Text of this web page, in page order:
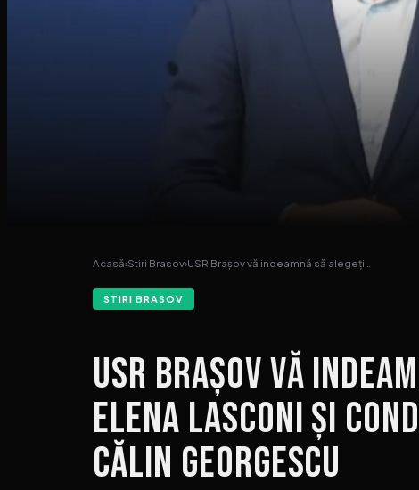
Acasă›Stiri Brasov›USR Brașov vă indeamnă să alegeți…
STIRI BRASOV
USR Brașov vă
Elena Lasconi și
Călin Georgescu